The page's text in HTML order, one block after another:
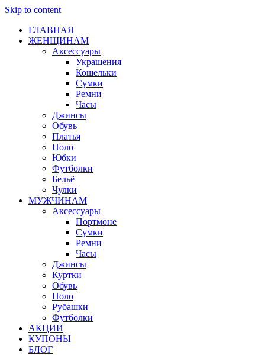
Skip to content
ГЛАВНАЯ
ЖЕНЩИНАМ
Аксессуары
Украшения
Кошельки
Сумки
Ремни
Часы
Джинсы
Обувь
Платья
Поло
Юбки
Футболки
Бельё
Чулки
МУЖЧИНАМ
Аксессуары
Портмоне
Сумки
Ремни
Часы
Джинсы
Куртки
Обувь
Поло
Рубашки
Футболки
АКЦИИ
КУПОНЫ
БЛОГ